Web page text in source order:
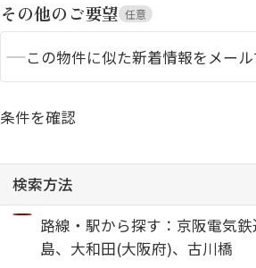
ルームツアー
ShaMaison STYLE
その他のご要望 任意
この物件に似た新着情報をメー
条件を確認
検索方法
路線・駅から探す：京阪電気
島、大和田(大阪府)、古川橋